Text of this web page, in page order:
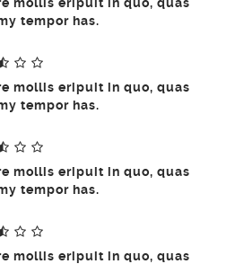
tempor has.
mollis eripuit in quo, quas
tempor has.
mollis eripuit in quo, quas
tempor has.
mollis eripuit in quo, quas